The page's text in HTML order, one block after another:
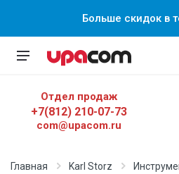
Больше скидок в
Отдел продаж
+7(812) 210-07-73
com@upacom.ru
Главная Karl Storz